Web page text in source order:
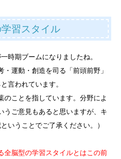
習スタイル
時期ブームになりましたね。
運動・創造を司る「前頭前野」
言われています。
のことを指しています。分野によ
うご意見もあると思いますが、キ
いうことでご了承ください。）
全脳型の学習スタイルとはこの前